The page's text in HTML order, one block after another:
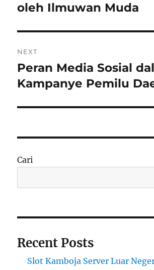
post:
oleh Ilmuwan Muda
NEXT
Next
post:
Peran Media Sosial
Kampanye Pemilu
Cari
Recent Posts
Slot Kamboja Server Luar